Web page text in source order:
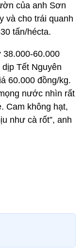
của anh Sơn
và cho trái quanh
tấn/hécta.
38.000-60.000
Tết Nguyên
60.000 đồng/kg.
nước nhìn rất
Cam không hạt,
như cà rốt”, anh